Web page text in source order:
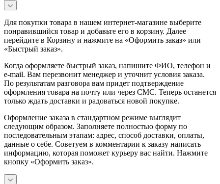
Для покупки товара в нашем интернет-магазине выберите
понравившийся товар и добавьте его в корзину. Далее
перейдите в Корзину и нажмите на «Оформить заказ» или
«Быстрый заказ».
Когда оформляете быстрый заказ, напишите ФИО, телефон и
e-mail. Вам перезвонит менеджер и уточнит условия заказа.
По результатам разговора вам придет подтверждение
оформления товара на почту или через СМС. Теперь останется
только ждать доставки и радоваться новой покупке.
Оформление заказа в стандартном режиме выглядит
следующим образом. Заполняете полностью форму по
последовательным этапам: адрес, способ доставки, оплаты,
данные о себе. Советуем в комментарии к заказу написать
информацию, которая поможет курьеру вас найти. Нажмите
кнопку «Оформить заказ».